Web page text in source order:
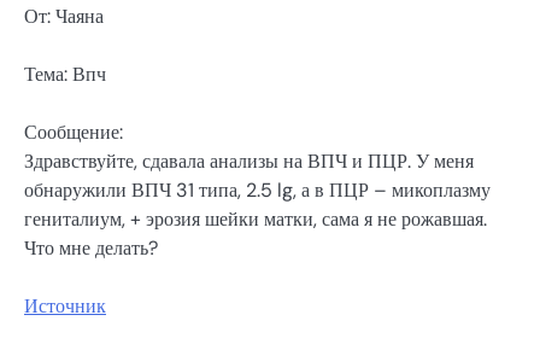
От: Чаяна
Тема: Впч
Сообщение:
Здравствуйте, сдавала анализы на ВПЧ и ПЦР. У меня
обнаружили ВПЧ 31 типа, 2.5 lg, а в ПЦР – микоплазму
гениталиум, + эрозия шейки матки, сама я не рожавшая.
Что мне делать?
Источник